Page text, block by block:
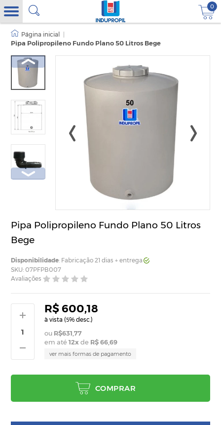
0
Pipa Polipropileno Fundo Plano 50 Litros Bege
Pipa Polipropileno Fundo Plano 50 Litros
Bege
Disponibilidade: Fabricação 21 dias + entrega
SKU: 07PFPB007
Avaliações
R$ 600,18
à vista (5% desc.)
R$631,77
em até12x de R$ 66,69
ver mais formas de pagamento
COMPRAR